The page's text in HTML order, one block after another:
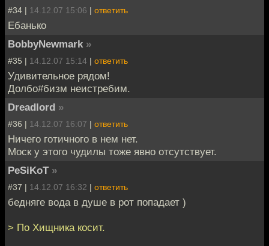
#34 | 14.12.07 15:06 | ответить
Ебанько
BobbyNewmark »
#35 | 14.12.07 15:14 | ответить
Удивительное рядом!
Долбо#бизм неистребим.
Dreadlord »
#36 | 14.12.07 16:07 | ответить
Ничего готичного в нем нет.
Моск у этого чудилы тоже явно отсутствует.
PeSiKoT »
#37 | 14.12.07 16:32 | ответить
бедняге вода в душе в рот попадает )
> По Хищника косит.